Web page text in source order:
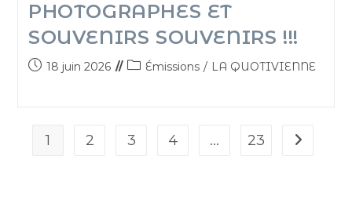
PHOTOGRAPHES ET
SOUVENIRS SOUVENIRS !!!
18 juin 2026 Émissions / LA QUOTIVIENNE
1 2 3 4 … 23